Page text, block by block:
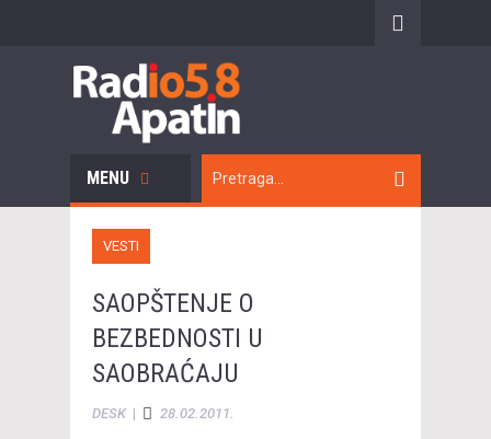
MENU
VESTI
SAOPŠTENJE O
BEZBEDNOSTI U
SAOBRAĆAJU
DESK| 28.02.2011.